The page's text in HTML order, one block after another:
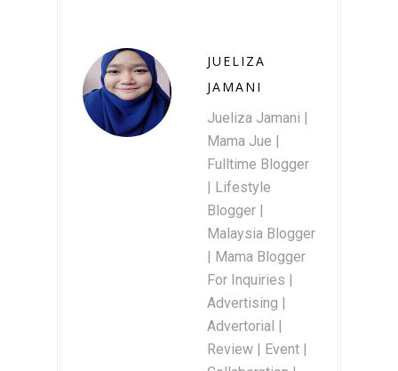
JUELIZA
JAMANI
Jueliza Jamani |
Mama Jue |
Fulltime Blogger
| Lifestyle
Blogger |
Malaysia Blogger
| Mama Blogger
For Inquiries |
Advertising |
Advertorial |
Review | Event |